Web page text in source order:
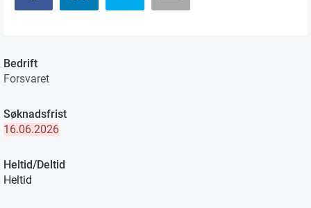
Bedrift
Forsvaret
Søknadsfrist
16.06.2026
Heltid/Deltid
Heltid